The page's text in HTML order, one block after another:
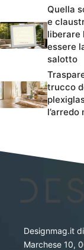
Quella
e
liberare
essere
salotto
trucco
Designmag.it
Marchese 10,